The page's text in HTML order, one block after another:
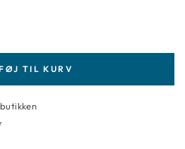
TIL KURV